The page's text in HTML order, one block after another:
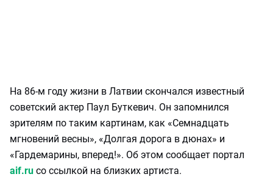
На 86-м году жизни в Латвии скончался известный
советский актер Паул Буткевич. Он запомнился
зрителям по таким картинам, как «Семнадцать
мгновений весны», «Долгая дорога в дюнах» и
«Гардемарины, вперед!». Об этом сообщает портал
aif.ru со ссылкой на близких артиста.